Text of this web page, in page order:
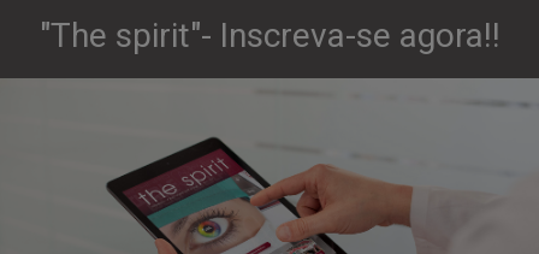
"The spirit"- Inscreva-se agora!!